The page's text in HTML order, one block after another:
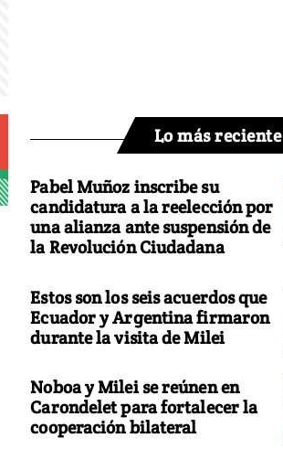
Lo más reciente
Pabel Muñoz inscribe su
candidatura a la reelección por
una alianza ante suspensión de
la Revolución Ciudadana
Estos son los seis acuerdos que
Ecuador y Argentina firmaron
durante la visita de Milei
Noboa y Milei se reúnen en
Carondelet para fortalecer la
cooperación bilateral